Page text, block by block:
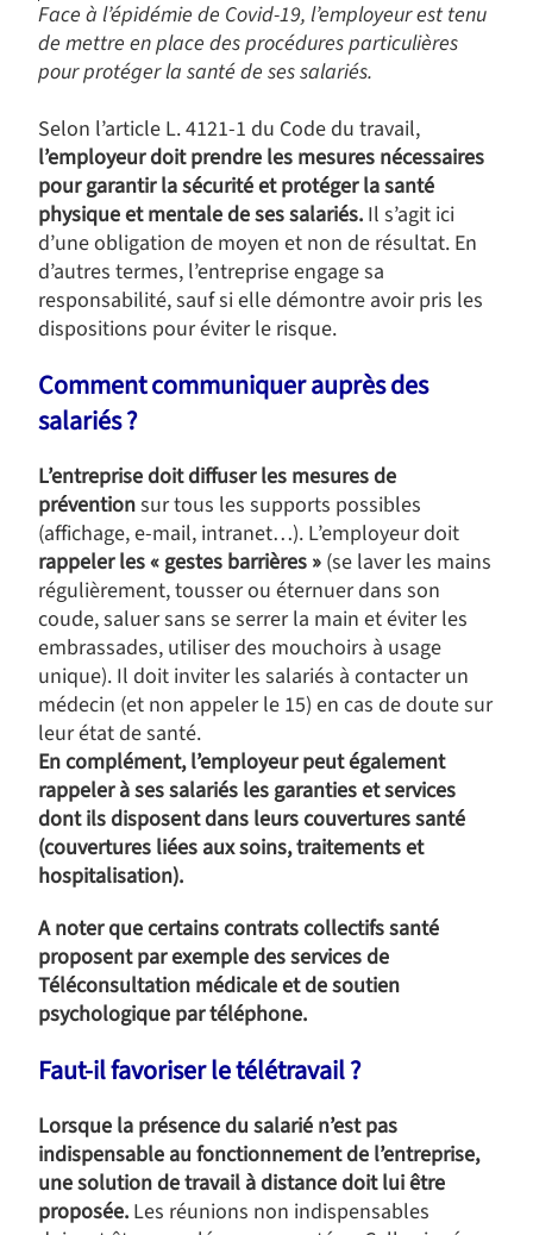
Face à l’épidémie de Covid-19, l’employeur est tenu
de mettre en place des procéduresparticulières
pour protéger la santé de ses salariés.
Selon l’article L. 4121-1 du Code du travail,
l’employeur doit prendre les mesures nécessaires
pour garantir la sécurité et protéger la santé
physique et mentale de ses salariés. Il s’agit ici
d’une obligation de moyen et non de résultat. En
d’autres termes, l’entreprise engage sa
responsabilité, sauf si elle démontre avoir pris les
dispositions pour éviter le risque.
Comment communiquer auprès des
salariés ?
L’entreprise doit diffuser les mesures de
préventionsur tous les supports possibles
(affichage, e-mail, intranet…). L’employeur doit
rappeler les « gestes barrières » (se laver les mains
régulièrement, tousser ou éternuer dans son
coude, saluer sans se serrer la main et éviter les
embrassades, utiliser des mouchoirs à usage
unique). Il doit inviter les salariés à contacter un
médecin (et non appeler le 15) en cas de doute sur
leur état de santé.
En complément, l’employeur peut également
rappeler à ses salariés les garanties et services
dont ils disposent dans leurs couvertures santé
(couvertures liées aux soins, traitements et
hospitalisation).
A noter que certains contrats collectifs santé
proposent par exemple des services de
Téléconsultation médicale et de soutien
psychologique par téléphone.
Faut-il favoriser le télétravail ?
Lorsque la présence du salarié n’est pas
indispensable au fonctionnement de l’entreprise,
une solution de travail à distance doit lui être
proposée. Les réunions non indispensables